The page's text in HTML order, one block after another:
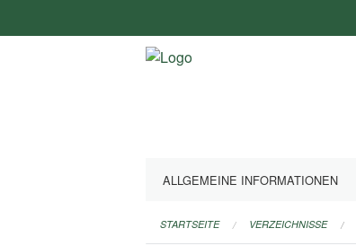
überspringen
ALLGEMEINE INFORMATIONEN
STARTSEITE VERZEICHNISSE